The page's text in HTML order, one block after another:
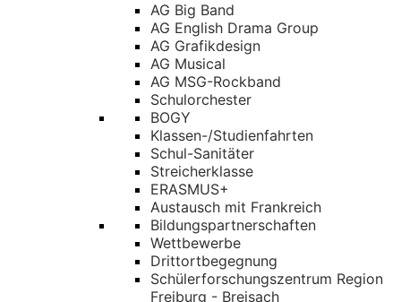
AG Big Band
AG English Drama Group
AG Grafikdesign
AG Musical
AG MSG-Rockband
Schulorchester
BOGY
Klassen-/Studienfahrten
Schul-Sanitäter
Streicherklasse
ERASMUS+
Austausch mit Frankreich
Bildungspartnerschaften
Wettbewerbe
Drittortbegegnung
Schülerforschungszentrum Region
Freiburg - Breisach